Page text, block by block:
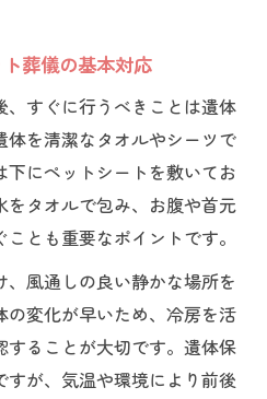
養方法について
の扱い方と供養方法
きるお骨の供養選択肢
や納骨堂の活用法解説
十九日と供養の考え方
を手元供養する際の注意
身ケアのヒント
ットロス主な症状と対策
葬儀の基本対応
すぐに行うべきことは遺体
を清潔なタオルやシーツで
にペットシートを敷いてお
をタオルで包み、お腹や首元
とも重要なポイントです。
風通しの良い静かな場所を
変化が早いため、冷房を活
ることが大切です。遺体保
が、気温や環境により前後